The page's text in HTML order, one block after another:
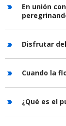
En unión
Disfrutar
Cuando la
¿Qué es el